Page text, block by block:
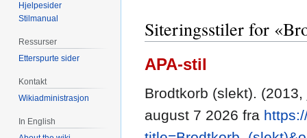
Siteringsstiler for
APA-stil
Brodtkorb (slekt).
august 7 2026 fra
Hjelpesider
Stilmanual
Ressurser
Etterspurte sider
Kontakt
Wikiadministrasjon
In English